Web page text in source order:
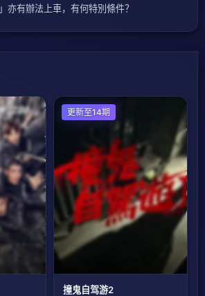
亦有辦法上車，有何特別條件？
港台综艺
更新至14期
撞鬼自驾游2